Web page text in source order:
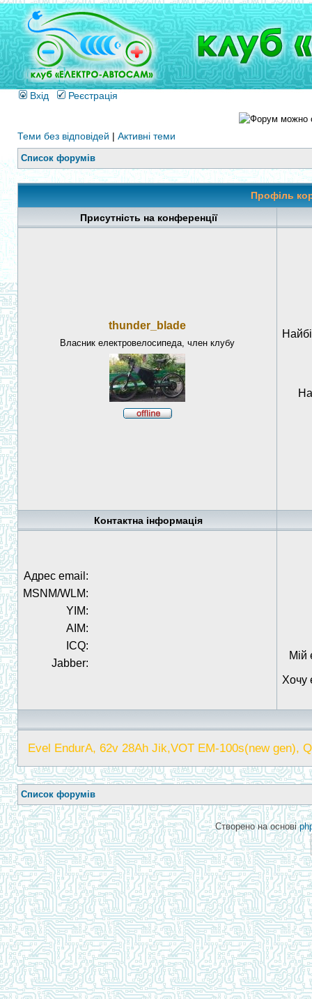
Вхід Реєстрація
Теми без відповідей | Активні теми
Список форумів
Профіль
Присутність на конференції
thunder_blade
Власник електровелосипеда, член клубу
Контактна інформація
Адрес email:
MSNM/WLM:
YIM:
AIM:
ICQ:
Jabber:
Мій
Хочу
Evel EndurA, 62v 28Ah Jik,VOT EM-100s(new gen),
Список форумів
Створено на основі